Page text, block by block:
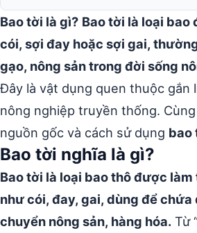
Bao tời là gì? Bao tời là loại
cói, sợi đay hoặc sợi gai,
gạo, nông sản trong đời sống
Đây là vật dụng quen thuộc gắn
nông nghiệp truyền thống.
nguồn gốc và cách sử dụng bao
Bao tời nghĩa là gì?
Bao tời là loại bao thô được
như cói, đay, gai, dùng để
chuyển nông sản, hàng hóa. Từ